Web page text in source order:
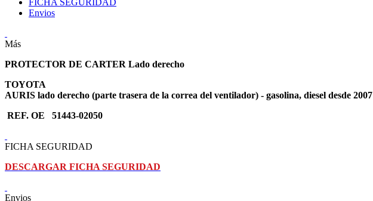
FICHA SEGURIDAD
Envios
Más
PROTECTOR DE CARTER Lado derecho
TOYOTA
AURIS lado derecho (parte trasera de la correa del ventilador) - gasolina, diesel desde 2007
REF. OE 51443-02050
FICHA SEGURIDAD
DESCARGAR FICHA SEGURIDAD
Envios